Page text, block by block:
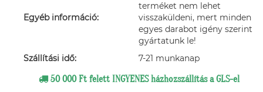
Egyéb információ:
terméket nem lehet
visszaküldeni, mert minden
egyes darabot igény szerint
gyártatunk le!
Szállítási idő:
7-21 munkanap
50 000 Ft felett INGYENES házhozszállítás a GLS-el